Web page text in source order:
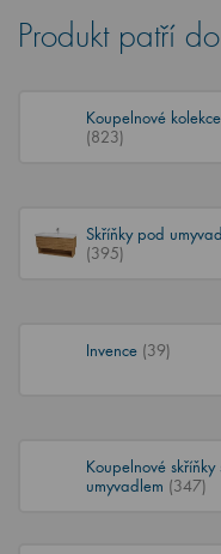
Produkt patří
Koupelnové kolekce
(823)
Skříňky pod
(395)
Invence (39)
Koupelnové skříňky
umyvadlem (347)